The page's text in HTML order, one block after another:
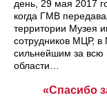
день, 29 мая 2017
когда ГМВ
территории Музея
сотрудников МЦР, в
сильнейшим за всю
области…
«Спасибо